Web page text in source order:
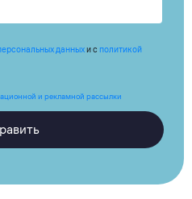
данныхи с политикой
и рекламной рассылки